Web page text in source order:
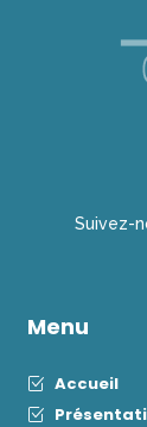
Suivez-
Menu
Accueil